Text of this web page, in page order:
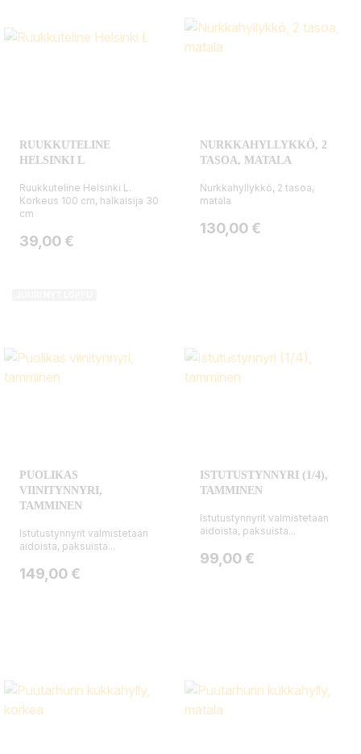
RUUKKUTELINE
HELSINKI L
Ruukkuteline Helsinki L.
Korkeus 100 cm, halkaisija 30
cm
Hinta
39,00 €
NURKKAHYLLYKKÖ, 2
TASOA, MATALA
Nurkkahyllykkö, 2 tasoa,
matala
Hinta
130,00 €
PUOLIKAS
VIINITYNNYRI,
TAMMINEN
Istutustynnyrit valmistetaan
aidoista, paksuista...
Hinta
149,00 €
ISTUTUSTYNNYRI (1/4),
TAMMINEN
Istutustynnyrit valmistetaan
aidoista, paksuista...
Hinta
99,00 €